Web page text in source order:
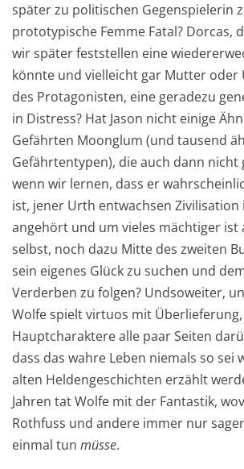
später zu politischen Gegenspielerin
prototypische Femme Fatal? Dorcas,
wir später feststellen eine
könnte und vielleicht gar Mutter
des Protagonisten, eine geradezu
in Distress? Hat Jason nicht einige
Gefährten Moonglum (und tausend
Gefährtentypen), die auch dann nicht
wenn wir lernen, dass er
ist, jener Urth entwachsen Zivilisation
angehört und um vieles mächtiger ist
selbst, noch dazu Mitte des zweiten
sein eigenes Glück zu suchen und
Verderben zu folgen? Undsoweiter,
Wolfe spielt virtuos mit
Hauptcharaktere alle paar Seiten
dass das wahre Leben niemals so sei
alten Heldengeschichten erzählt
Jahren tat Wolfe mit der Fantastik,
Rothfuss und andere immer nur
einmal tun müsse.